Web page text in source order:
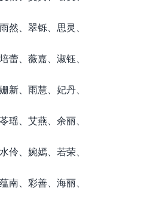
然、翠铄、思灵、
蕾、薇嘉、淑钰、
新、雨慧、妃丹、
瑶、艾燕、余丽、
伶、婉嫣、若荣、
南、彩善、海丽、